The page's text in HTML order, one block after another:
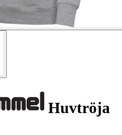
Huvtröja